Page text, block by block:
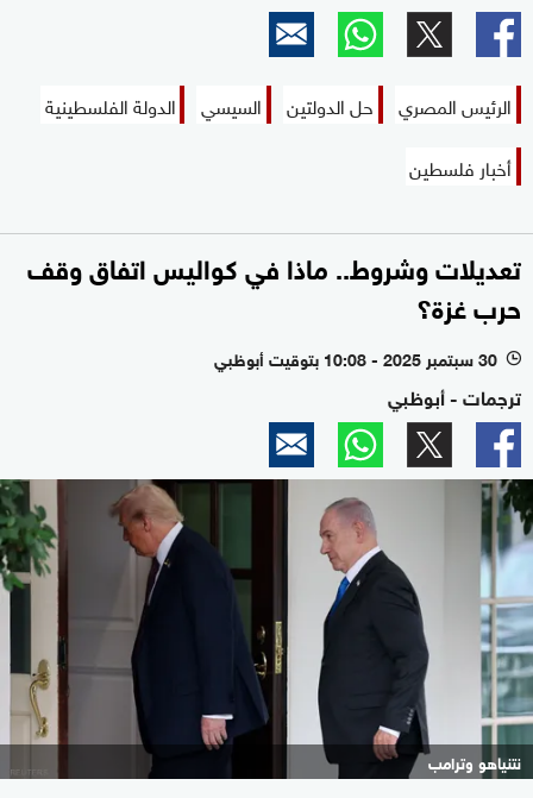
الرئيس المصري حل الدولتين السيسي
الدولة الفلسطينية
أخبار فلسطين
تعديلات وشروط.. ماذا في كواليس اتفاق وقف
حرب غزة؟
l 30 سبتمبر 2025 - 10:08 بتوقيت أبوظبي
ترجمات - أبوظبي
نتنياهو وترامب